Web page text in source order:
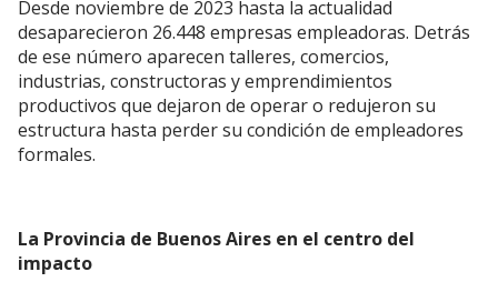
Desde noviembre de 2023 hasta la actualidad
desaparecieron 26.448 empresas empleadoras. Detrás
de ese número aparecen talleres, comercios,
industrias, constructoras y emprendimientos
productivos que dejaron de operar o redujeron su
estructura hasta perder su condición de empleadores
formales.
La Provincia de Buenos Aires en el centro del
impacto